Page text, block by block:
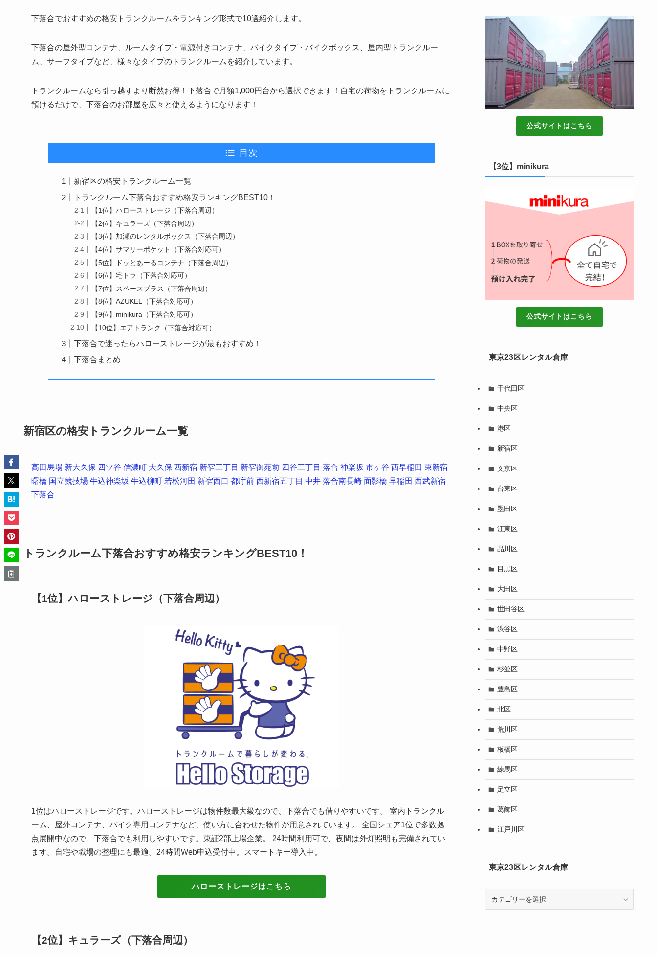
下落合でおすすめの格安トランクルームをランキング形式で10選紹介します。
下落合の屋外型コンテナ、ルームタイプ・電源付きコンテナ、バイクタイプ・バイクボックス、屋内型トランクルー
ム、サーフタイプなど、様々なタイプのトランクルームを紹介しています。
トランクルームなら引っ越すより断然お得！下落合で月額1,000円台から選択できます！自宅の荷物をトランクルームに
預けるだけで、下落合のお部屋を広々と使えるようになります！
目次
新宿区の格安トランクルーム一覧
トランクルーム下落合おすすめ格安ランキングBEST10！
【1位】ハローストレージ（下落合周辺）
【2位】キュラーズ（下落合周辺）
【3位】加瀬のレンタルボックス（下落合周辺）
【4位】サマリーポケット（下落合対応可）
【5位】ドッとあーるコンテナ（下落合周辺）
【6位】宅トラ（下落合対応可）
【7位】スペースプラス（下落合周辺）
【8位】AZUKEL（下落合対応可）
【9位】minikura（下落合対応可）
【10位】エアトランク（下落合対応可）
下落合で迷ったらハローストレージが最もおすすめ！
下落合まとめ
新宿区の格安トランクルーム一覧
高田馬場 新大久保 四ツ谷 信濃町 大久保 西新宿 新宿三丁目 新宿御苑前 四谷三丁目 落合 神楽坂 市ヶ谷 西早稲田 東新宿
曙橋 国立競技場 牛込神楽坂 牛込柳町 若松河田 新宿西口 都庁前 西新宿五丁目 中井 落合南長崎 面影橋 早稲田 西武新宿
下落合
トランクルーム下落合おすすめ格安ランキングBEST10！
【1位】ハローストレージ（下落合周辺）
1位はハローストレージです。ハローストレージは物件数最大級なので、下落合でも借りやすいです。 室内トランクル
ーム、屋外コンテナ、バイク専用コンテナなど、使い方に合わせた物件が用意されています。 全国シェア1位で多数拠
点展開中なので、下落合でも利用しやすいです。東証2部上場企業。 24時間利用可で、夜間は外灯照明も完備されてい
ます。自宅や職場の整理にも最適。24時間Web申込受付中。スマートキー導入中。
ハローストレージはこちら
【2位】キュラーズ（下落合周辺）
公式サイトはこちら
【3位】minikura
公式サイトはこちら
東京23区レンタル倉庫
千代田区
中央区
港区
新宿区
文京区
台東区
墨田区
江東区
品川区
目黒区
大田区
世田谷区
渋谷区
中野区
杉並区
豊島区
北区
荒川区
板橋区
練馬区
足立区
葛飾区
江戸川区
東京23区レンタル倉庫